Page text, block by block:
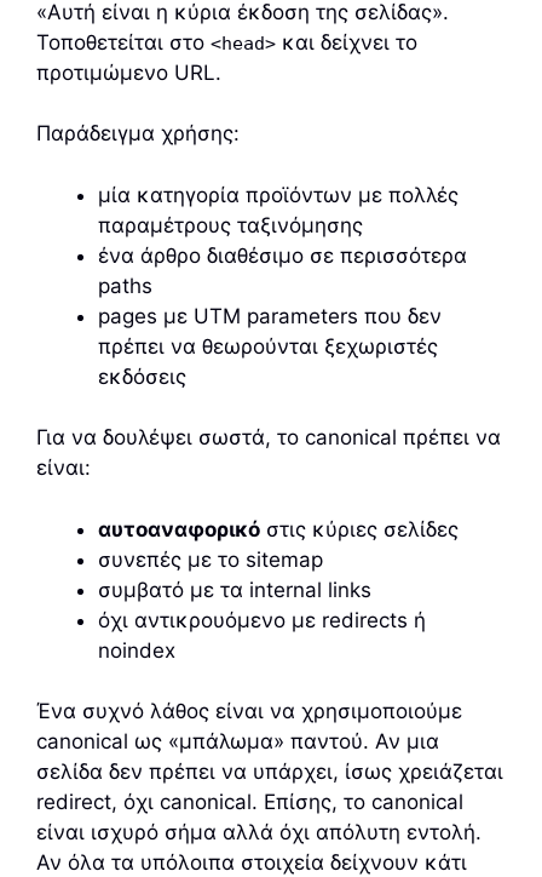
«Αυτή είναι η κύρια έκδοση της σελίδας».
Τοποθετείται στο <head> και δείχνει το
προτιμώμενο URL.
Παράδειγμα χρήσης:
μία κατηγορία προϊόντων με πολλές
παραμέτρους ταξινόμησης
ένα άρθρο διαθέσιμο σε περισσότερα
paths
pages με UTM parameters που δεν
πρέπει να θεωρούνται ξεχωριστές
εκδόσεις
Για να δουλέψει σωστά, το canonical πρέπει να
είναι:
αυτοαναφορικό στις κύριες σελίδες
συνεπές με το sitemap
συμβατό με τα internal links
όχι αντικρουόμενο με redirects ή
noindex
Ένα συχνό λάθος είναι να χρησιμοποιούμε
canonical ως «μπάλωμα» παντού. Αν μια
σελίδα δεν πρέπει να υπάρχει, ίσως χρειάζεται
redirect, όχι canonical. Επίσης, το canonical
είναι ισχυρό σήμα αλλά όχι απόλυτη εντολή.
Αν όλα τα υπόλοιπα στοιχεία δείχνουν κάτι